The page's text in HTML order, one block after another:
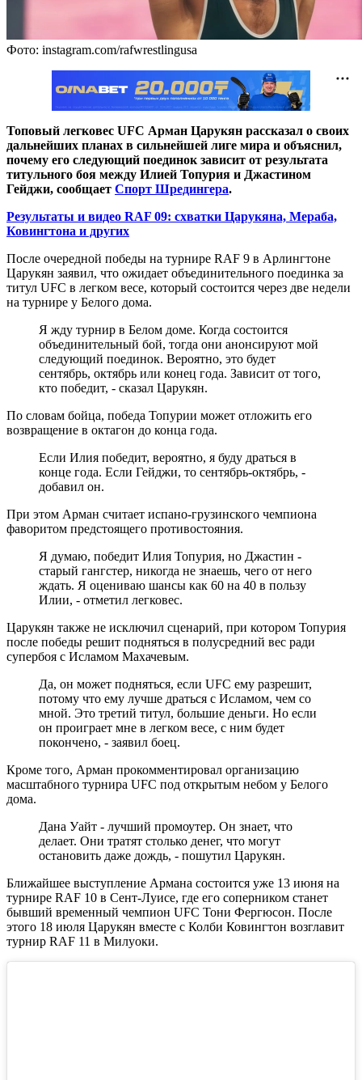
Фото: instagram.com/rafwrestlingusa
Топовый легковес UFC Арман Царукян рассказал о своих
дальнейших планах в сильнейшей лиге мира и объяснил,
почему его следующий поединок зависит от результата
титульного боя между Илией Топурия и Джастином
Гейджи, сообщает Спорт Шредингера.
Результаты и видео RAF 09: схватки Царукяна, Мераба,
Ковингтона и других
После очередной победы на турнире RAF 9 в Арлингтоне
Царукян заявил, что ожидает объединительного поединка за
титул UFC в легком весе, который состоится через две недели
на турнире у Белого дома.
Я жду турнир в Белом доме. Когда состоится
объединительный бой, тогда они анонсируют мой
следующий поединок. Вероятно, это будет
сентябрь, октябрь или конец года. Зависит от того,
кто победит, - сказал Царукян.
По словам бойца, победа Топурии может отложить его
возвращение в октагон до конца года.
Если Илия победит, вероятно, я буду драться в
конце года. Если Гейджи, то сентябрь-октябрь, -
добавил он.
При этом Арман считает испано-грузинского чемпиона
фаворитом предстоящего противостояния.
Я думаю, победит Илия Топурия, но Джастин -
старый гангстер, никогда не знаешь, чего от него
ждать. Я оцениваю шансы как 60 на 40 в пользу
Илии, - отметил легковес.
Царукян также не исключил сценарий, при котором Топурия
после победы решит подняться в полусредний вес ради
супербоя с Исламом Махачевым.
Да, он может подняться, если UFC ему разрешит,
потому что ему лучше драться с Исламом, чем со
мной. Это третий титул, большие деньги. Но если
он проиграет мне в легком весе, с ним будет
покончено, - заявил боец.
Кроме того, Арман прокомментировал организацию
масштабного турнира UFC под открытым небом у Белого
дома.
Дана Уайт - лучший промоутер. Он знает, что
делает. Они тратят столько денег, что могут
остановить даже дождь, - пошутил Царукян.
Ближайшее выступление Армана состоится уже 13 июня на
турнире RAF 10 в Сент-Луисе, где его соперником станет
бывший временный чемпион UFC Тони Фергюсон. После
этого 18 июля Царукян вместе с Колби Ковингтон возглавит
турнир RAF 11 в Милуоки.